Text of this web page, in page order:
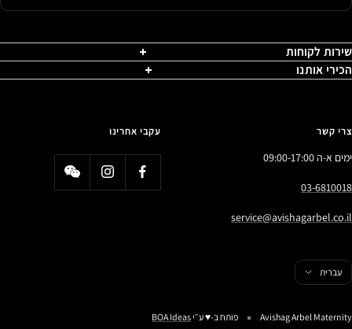
שירות לקוחות
הכירי אותנו
צרי קשר
ימים א-ה 09:00-17:00
03-6810018
service@avishagarbel.co.il
עקבי אחרינו
שפהעברית
Avishag Arbel Maternity פותח ב-♥️ ע״יBOA Ideas